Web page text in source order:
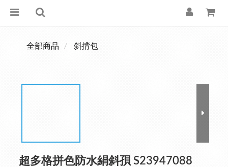
全部商品 斜揹包
超多格拼色防水絹斜孭 S23947088